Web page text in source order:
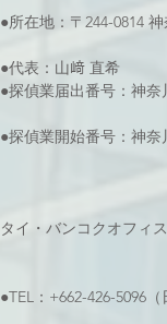
●所在地：〒244-0814
●代表：山﨑 直希
●探偵業届出番号：神奈
●探偵業開始番号：神奈
タイ・バンコクオフィス
●TEL：+662-426-5096